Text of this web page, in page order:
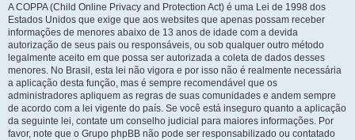
A COPPA (Child Online Privacy and Protection Act) é uma Lei de 1998 dos
Estados Unidos que exige que aos websites que apenas possam receber
informações de menores abaixo de 13 anos de idade com a devida
autorização de seus pais ou responsáveis, ou sob qualquer outro método
legalmente aceito em que possa ser autorizada a coleta de dados desses
menores. No Brasil, esta lei não vigora e por isso não é realmente necessária
a aplicação desta função, mas é sempre recomendável que os
administradores apliquem as regras de suas comunidades e andem sempre
de acordo com a lei vigente do país. Se você está inseguro quanto a aplicação
da seguinte lei, contate um conselho judicial para maiores informações. Por
favor, note que o Grupo phpBB não pode ser responsabilizado ou contatado